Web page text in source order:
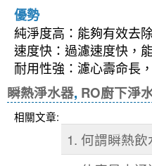
優勢
純淨度高：能夠有效去
速度快：過濾速度快，
耐用性強：濾心壽命長
瞬熱淨水器, RO廚下淨
相關文章:
1. 何謂瞬熱飲